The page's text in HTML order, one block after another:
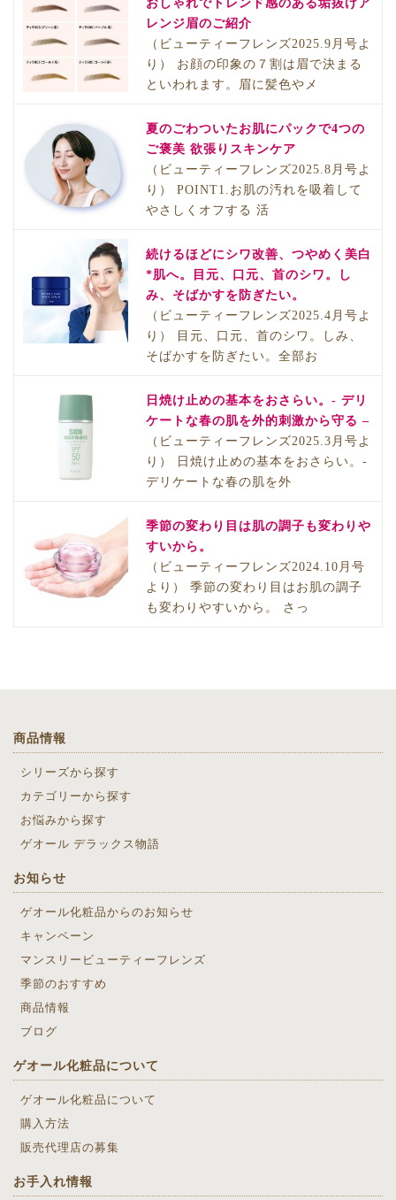
おしゃれでトレンド感のある垢抜けア
レンジ眉のご紹介
（ビューティーフレンズ2025.9月号よ
り） お顔の印象の７割は眉で決まる
といわれます。眉に髪色やメ
夏のごわついたお肌にパックで4つの
ご褒美 欲張りスキンケア
（ビューティーフレンズ2025.8月号よ
り） POINT1.お肌の汚れを吸着して
やさしくオフする 活
続けるほどにシワ改善、つやめく美白
*肌へ。目元、口元、首のシワ。し
み、そばかすを防ぎたい。
（ビューティーフレンズ2025.4月号よ
り） 目元、口元、首のシワ。しみ、
そばかすを防ぎたい。全部お
日焼け止めの基本をおさらい。- デリ
ケートな春の肌を外的刺激から守る –
（ビューティーフレンズ2025.3月号よ
り） 日焼け止めの基本をおさらい。-
デリケートな春の肌を外
季節の変わり目は肌の調子も変わりや
すいから。
（ビューティーフレンズ2024.10月号
より） 季節の変わり目はお肌の調子
も変わりやすいから。 さっ
商品情報
シリーズから探す
カテゴリーから探す
お悩みから探す
ゲオール デラックス物語
お知らせ
ゲオール化粧品からのお知らせ
キャンペーン
マンスリービューティーフレンズ
季節のおすすめ
商品情報
ブログ
ゲオール化粧品について
ゲオール化粧品について
購入方法
販売代理店の募集
お手入れ情報